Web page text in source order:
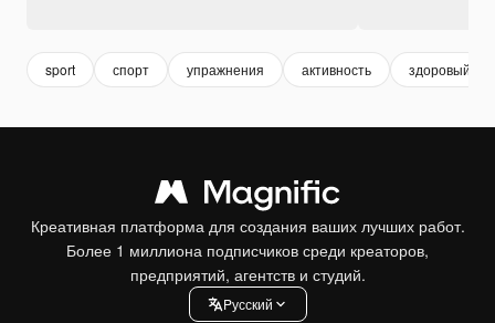
sport спорт упражнения активность здоровый
Креативная платформа для создания ваших лучших работ.
Более 1 миллиона подписчиков среди креаторов,
предприятий, агентств и студий.
Pусский